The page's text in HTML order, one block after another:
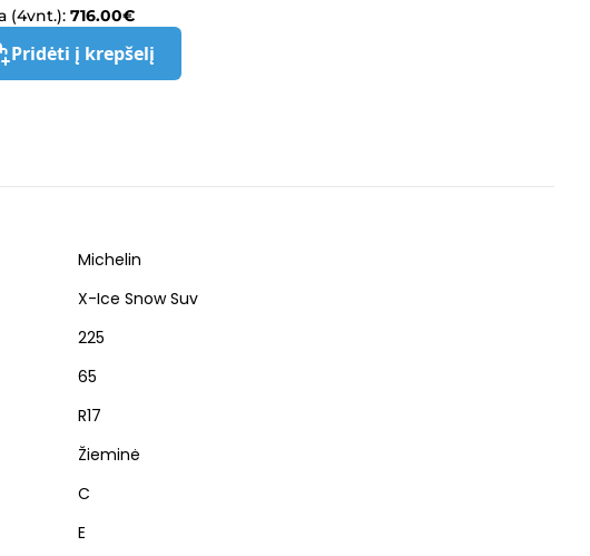
(4vnt.): 716.00€
Pridėti į krepšelį
Michelin
X-Ice Snow Suv
225
65
R17
Žieminė
C
E